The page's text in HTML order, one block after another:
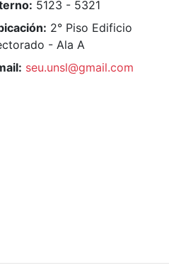
5123 - 5321
2° Piso Edificio
- Ala A
seu.unsl@gmail.com